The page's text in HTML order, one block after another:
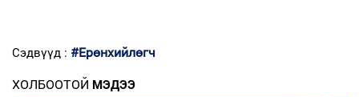
Сэдвүүд : #Ерөнхийлөгч
ХОЛБООТОЙ МЭДЭЭ